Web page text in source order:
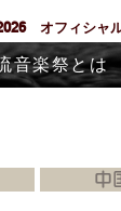
オフィシャ
音楽祭とは
中